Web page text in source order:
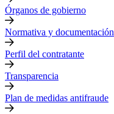
Órganos de gobierno
Normativa y documentación
Perfil del contratante
Transparencia
Plan de medidas antifraude